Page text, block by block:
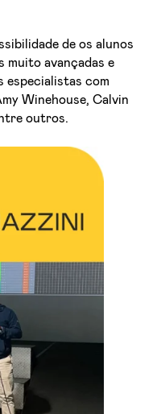
de os alunos
muito avançadas e
especialistas com
Winehouse, Calvin
outros.